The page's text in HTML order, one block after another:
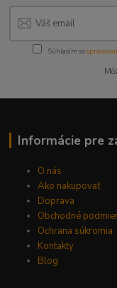
Súhlasím so
Informácie pre
O nás
Ako nakupovať
Doprava
Obchodné
Ochrana súkromia
Kontakty
Blog